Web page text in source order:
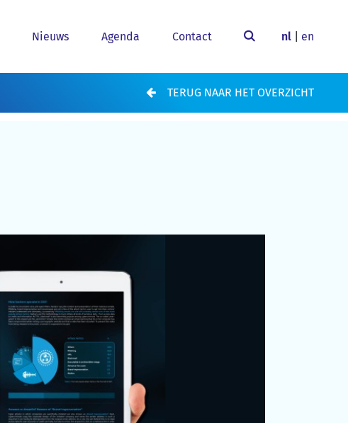
Nieuws Agenda Contact nl en
TERUG NAAR HET OVERZICHT